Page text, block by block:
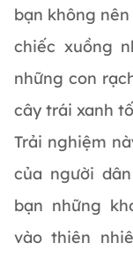
bạn không
chiếc xuồng
những con
cây trái xanh
Trải nghiệm
của người
bạn những
vào thiên